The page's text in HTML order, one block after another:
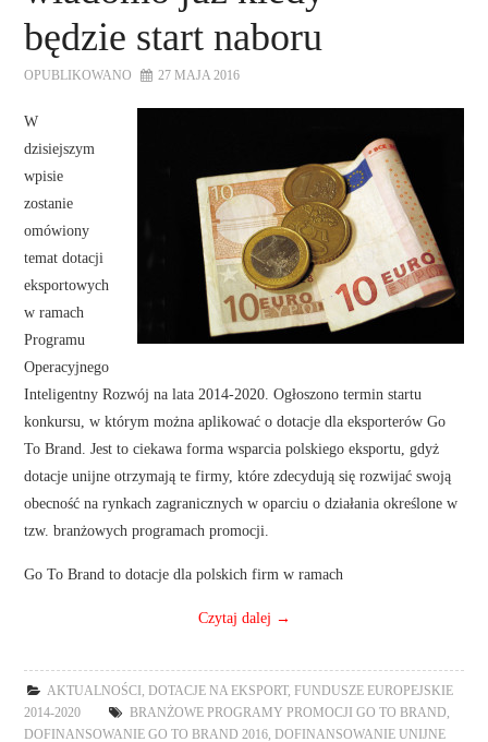
będzie start naboru
OPUBLIKOWANO 27 MAJA 2016
W
dzisiejszym
wpisie
zostanie
omówiony
temat dotacji
eksportowych
w ramach
Programu
Operacyjnego
Inteligentny Rozwój na lata 2014-2020. Ogłoszono termin startu
konkursu, w którym można aplikować o dotacje dla eksporterów Go
To Brand. Jest to ciekawa forma wsparcia polskiego eksportu, gdyż
dotacje unijne otrzymają te firmy, które zdecydują się rozwijać swoją
obecność na rynkach zagranicznych w oparciu o działania określone w
tzw. branżowych programach promocji.
Go To Brand to dotacje dla polskich firm w ramach
Czytaj dalej →
AKTUALNOŚCI ,DOTACJE NA EKSPORT,FUNDUSZE EUROPEJSKIE
2014-2020
BRANŻOWE PROGRAMY PROMOCJI GO TO BRAND
DOFINANSOWANIE GO TO BRAND 2016 ,DOFINANSOWANIE UNIJNE